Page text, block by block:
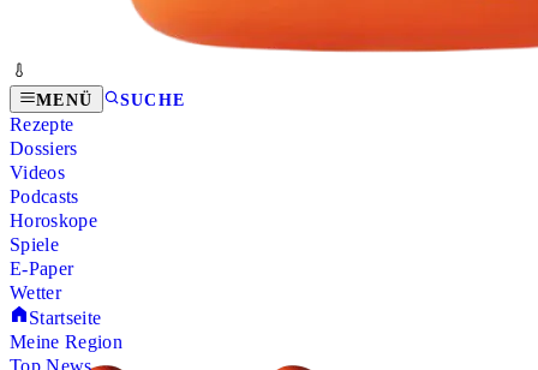
MENÜ SUCHE
Rezepte
Dossiers
Videos
Podcasts
Horoskope
Spiele
E-Paper
Wetter
Startseite
Meine Region